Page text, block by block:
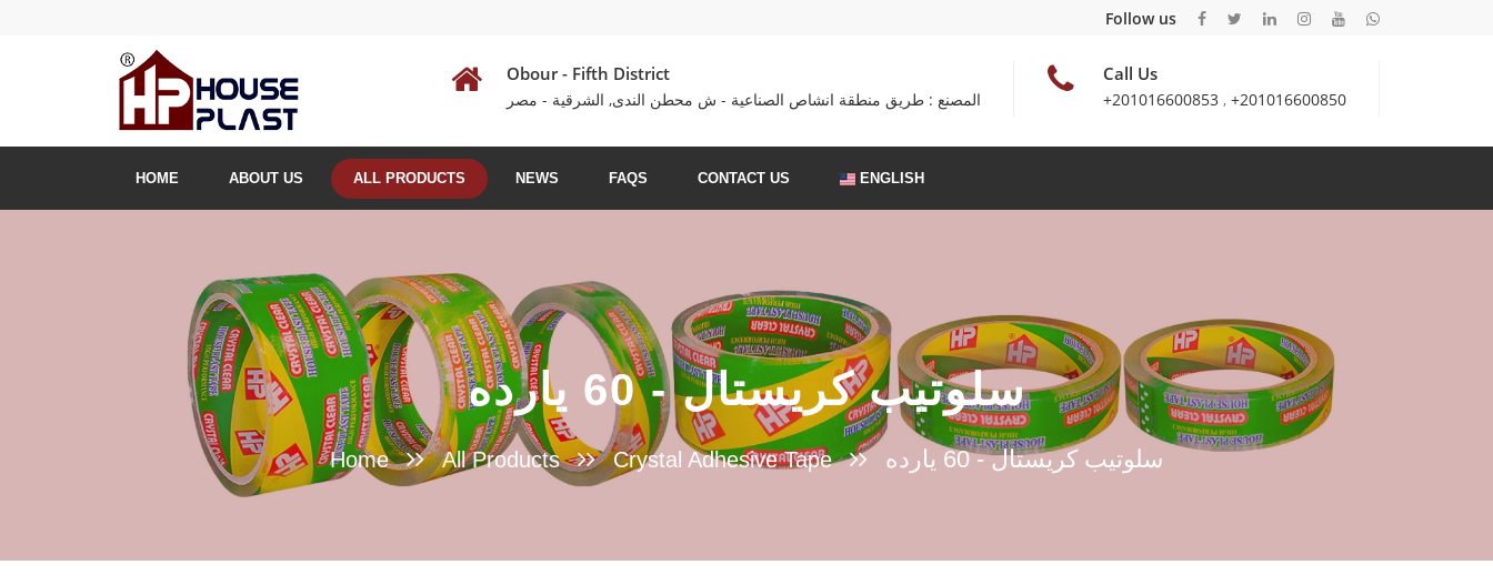
Follow us
Call Us
+201016600853 , +201016600850
Obour - Fifth District
المصنع : طريق منطقة انشاص الصناعية - ش محطن الندى, الشرقية - مصر
HOME ABOUT US ALL PRODUCTS NEWS FAQS CONTACT US ENGLISH
سلوتيب كريستال - 60 يارده
Home All Products Crystal Adhesive Tape سلوتيب كريستال - 60 يارده